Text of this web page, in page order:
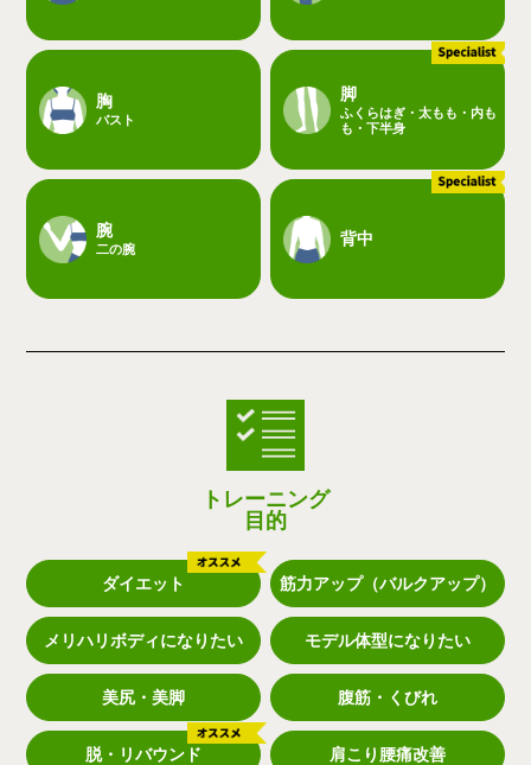
胸
バスト
脚
ふくらはぎ・太もも・内も
も・下半身
腕
二の腕
背中
トレーニング
目的
ダイエット 筋力アップ（バルクアップ）
メリハリボディになりたい モデル体型になりたい
美尻・美脚 腹筋・くびれ
脱・リバウンド 肩こり腰痛改善